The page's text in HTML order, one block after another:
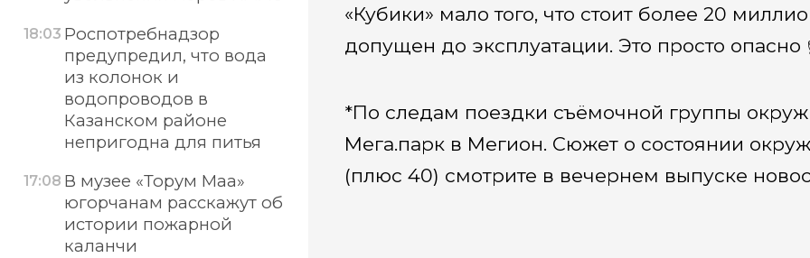
«Кубики» мало того, что стоит более 20
допущен до эксплуатации. Это просто
*По следам поездки съёмочной группы
Мега.парк в Мегион. Сюжет о состоянии
(плюс 40) смотрите в вечернем выпуске
18:03 Роспотребнадзор
предупредил, что вода
из колонок и
водопроводов в
Казанском районе
непригодна для питья
17:08 В музее «Торум Маа»
югорчанам расскажут об
истории пожарной
каланчи